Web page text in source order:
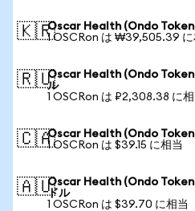
🇰🇷Oscar Health (Ondo
1 OSCRon は ₩39,505.39 に
🇷🇺Oscar Health (Ondo
ル
1 OSCRon は ₽2,308.38 に相
🇨🇦Oscar Health (Ondo
1 OSCRon は $39.15 に相当
🇦🇺Oscar Health (Ondo
ドル
1 OSCRon は $39.70 に相当